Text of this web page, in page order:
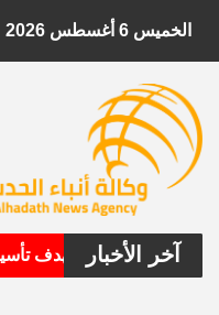
الخميس 6 أغسطس 2026
آخر الأخبار
الأمريكية تستهدف